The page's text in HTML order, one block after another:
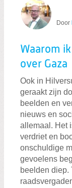
Door
Waarom
over Gaza
Ook in
geraakt zijn
beelden en
nieuws en
allemaal. Het
verdriet en
onschuldige
gevoelens
beelden diep.